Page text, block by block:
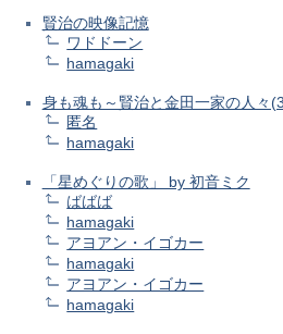
賢治の映像記憶
ワドドーン
hamagaki
身も魂も～賢治と金田一家の人々
匿名
hamagaki
「星めぐりの歌」 by 初音ミク
ばばば
hamagaki
アヨアン・イゴカー
hamagaki
アヨアン・イゴカー
hamagaki